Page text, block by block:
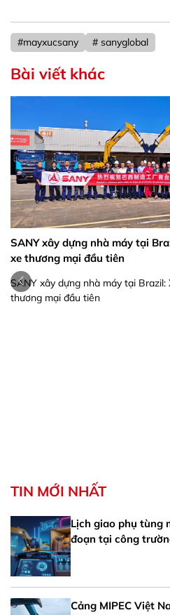
#mayxucsany # sanyglobal
Bài viết khác
xây dựng nhà máy tại
thương mại đầu tiên
xây dựng nhà máy tại Brazil:
mại đầu tiên
TIN MỚI NHẤT
Lịch giao phụ tùng
đoạn tại công
Cảng MIPEC Việt